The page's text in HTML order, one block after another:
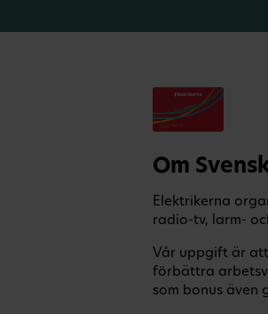
Om
Elektrikerna
radio-tv, larm-
Vår uppgift är
förbättra
som bonus även